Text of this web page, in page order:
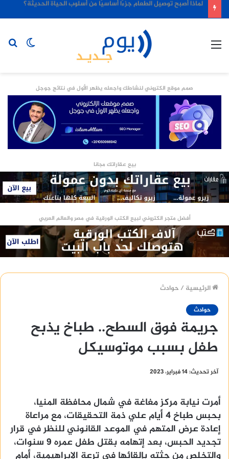
لماذا أصبح توصيل الطعام جزءًا أساسيًا من أسلوب الحياة الحديثة؟
الوضع
صمم موقع الكتروني لنشاطك واجعله يظهر الأول في نتائج جوجل
بيع عقاراتك مجانا
أفضل متجر الكتروني لبيع الكتب الورقية في مصر والعالم العربي
الرئيسية / حوادث
حوادث
جريمة فوق السطح.. طباخ يذبح
طفل بسبب موتوسيكل
آخر تحديث: 14 فبراير، 2023
أمرت نيابة مركز مغاغة في شمال محافظة المنيا،
بحبس طباخ 4 أيام علي ذمة التحقيقات، مع مراعاة
إعادة عرض المتهم في الموعد القانوني للنظر في قرار
تجديد الحبس، بعد إتهامه بقتل طفل عمره 9 سنوات،